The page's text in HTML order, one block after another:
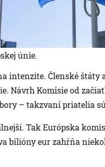
únie.
intenzite. Členské
Návrh Komisie od
– takzvaní priatelia
Tak Európska
bilióny eur zahŕňa